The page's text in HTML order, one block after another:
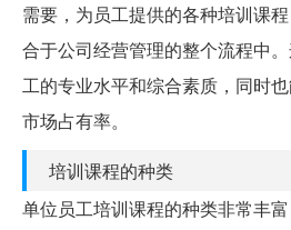
需要，为员工提供的各种培训课
合于公司经营管理的整个流程中
工的专业水平和综合素质，同时
市场占有率。
培训课程的种类
单位员工培训课程的种类非常丰